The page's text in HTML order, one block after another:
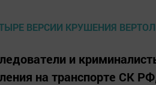
и
на транспорте СК